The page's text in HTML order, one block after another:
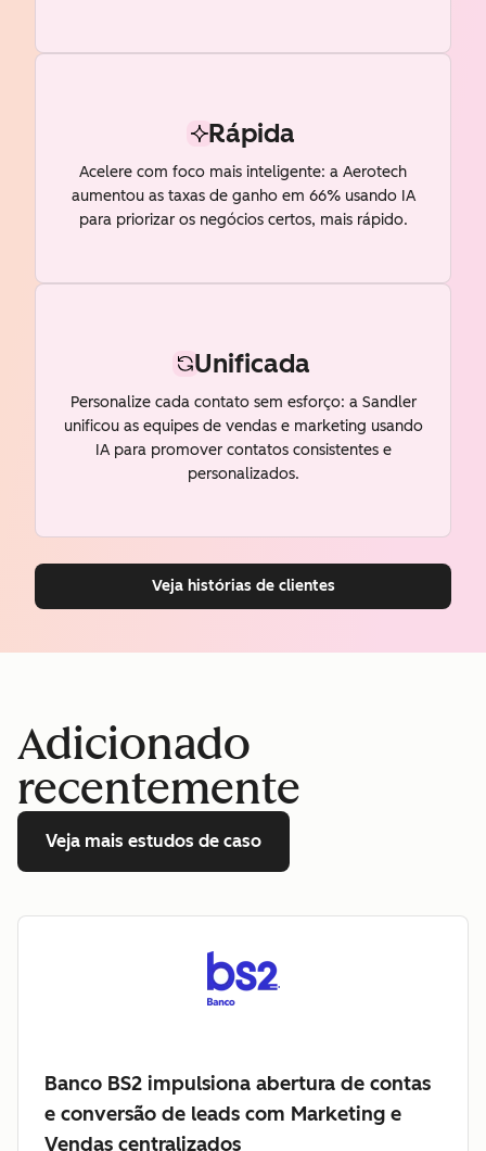
Rápida
Acelere com foco mais inteligente: a Aerotech
aumentou as taxas de ganho em 66% usando IA
para priorizar os negócios certos, mais rápido.
Unificada
Personalize cada contato sem esforço: a Sandler
unificou as equipes de vendas e marketing usando
IA para promover contatos consistentes e
personalizados.
Veja histórias de clientes
Adicionado
recentemente
Veja mais estudos de caso
Banco BS2 impulsiona abertura de contas
e conversão de leads com Marketing e
Vendas centralizados